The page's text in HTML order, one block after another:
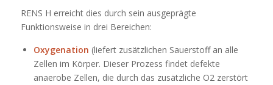
RENS H erreicht dies durch sein ausgeprägte
Funktionsweise in drei Bereichen:
Oxygenation (liefert zusätzlichen Sauerstoff an alle
Zellen im Körper. Dieser Prozess findet defekte
anaerobe Zellen, die durch das zusätzliche O2 zerstört